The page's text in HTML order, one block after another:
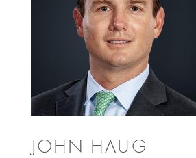
JOHN HAUG